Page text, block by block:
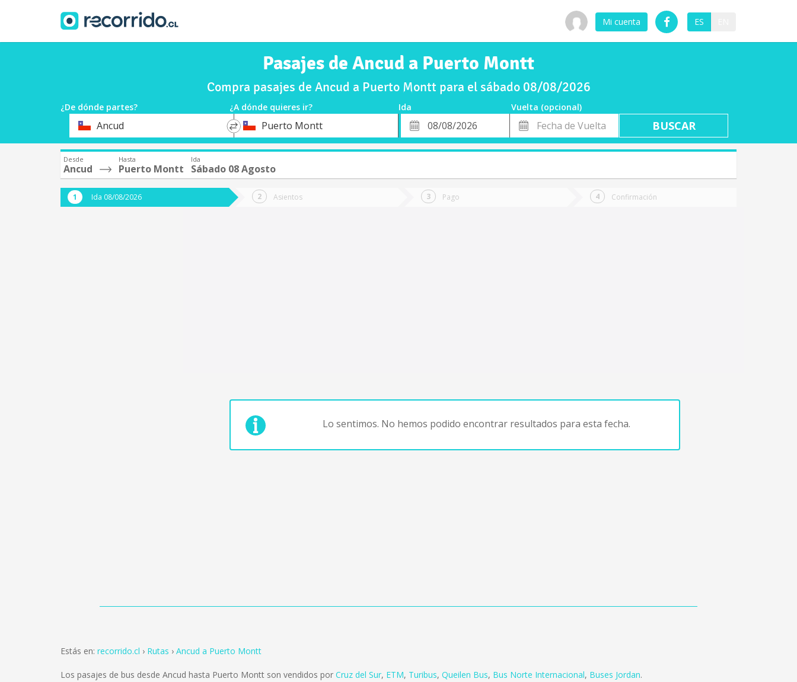
Mi cuenta ES
Pasajes de Ancud a Puerto Montt
Compra pasajes de Ancud a Puerto Montt para el sábado 08/08/2026
¿De dónde partes? ¿A dónde quieres ir? Ida
Vuelta (opcional)
OrigenAncud
*
DestinoPuerto Montt
Fecha
de
Fecha
de
Vuelta
Desde
Ancud
Hasta
Puerto Montt
Ida
Sábado 08 Agosto
Ida 08/08/2026 Asientos Pago Confirmación
Lo sentimos. No hemos podido encontrar resultados para esta fecha.
Estás en: recorrido.cl Rutas Ancud a Puerto Montt
Los pasajes de bus desde Ancud hasta Puerto Montt son vendidos por Cruz del Sur, ETM, Turibus, Queilen Bus, Bus Norte Internacional, Buses Jordan.